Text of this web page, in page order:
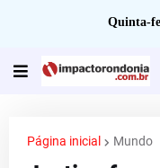
Quinta-
Página inicial Mundo